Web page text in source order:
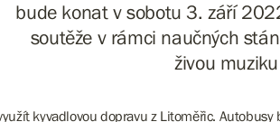
bude konat v sobotu 3. září
soutěže v rámci naučných
živou
kyvadlovou dopravu z Litoměřic.